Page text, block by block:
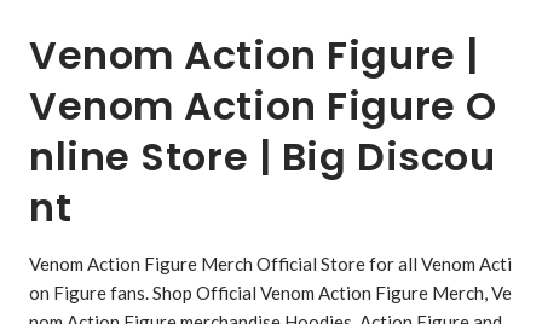
Venom Action Figure |
Venom Action Figure O
nline Store | Big Discou
nt
Venom Action Figure Merch Official Store for all Venom Acti
on Figure fans. Shop Official Venom Action Figure Merch, Ve